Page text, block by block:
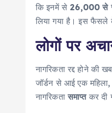
कि इनमें से 26,000 से
लिया गया है। इस फैसले
लोगों पर
नागरिकता रद्द होने की
जॉर्डन से आई एक
नागरिकतासमाप्तकर दी